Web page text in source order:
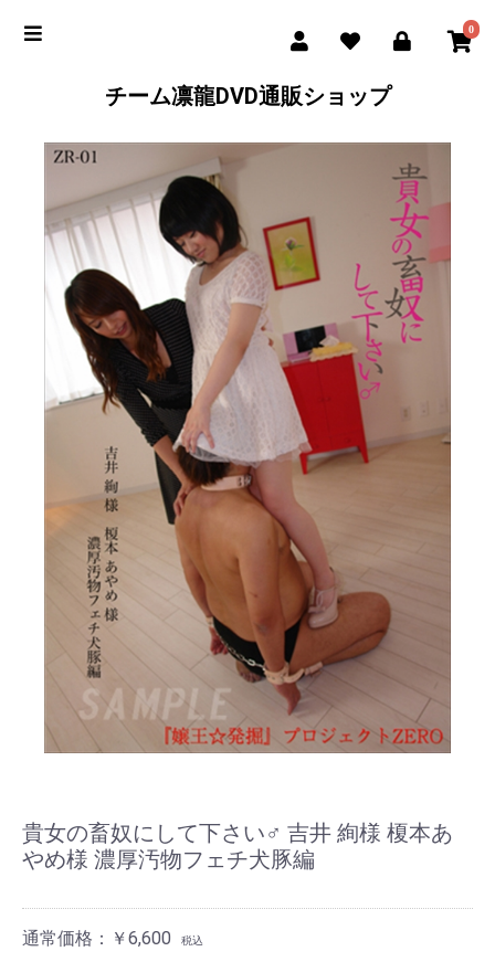
0
チーム凛龍DVD通販ショップ
貴女の畜奴にして下さい♂ 吉井 絢様 榎本あ
やめ様 濃厚汚物フェチ犬豚編
通常価格：￥6,600 税込